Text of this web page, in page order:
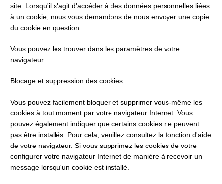
site. Lorsqu'il s'agit d'accéder à des données personnelles liées
à un cookie, nous vous demandons de nous envoyer une copie
du cookie en question.
Vous pouvez les trouver dans les paramètres de votre
navigateur.
Blocage et suppression des cookies
Vous pouvez facilement bloquer et supprimer vous-même les
cookies à tout moment par votre navigateur Internet. Vous
pouvez également indiquer que certains cookies ne peuvent
pas être installés. Pour cela, veuillez consultez la fonction d'aide
de votre navigateur. Si vous supprimez les cookies de votre
configurer votre navigateur Internet de manière à recevoir un
message lorsqu'un cookie est installé.